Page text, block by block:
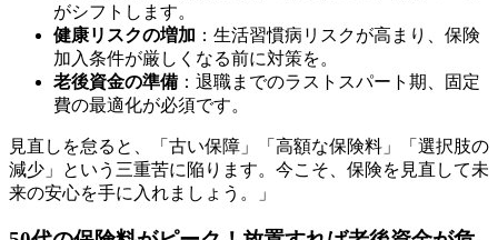
がシフトします。
健康リスクの増加 ：生活習慣病リスクが高まり、保険
加入条件が厳しくなる前に対策を。
老後資金の準備 ：退職までのラストスパート期、固定
費の最適化が必須です。
見直しを怠ると、「古い保障」「高額な保険料」「選択肢の
減少」という三重苦に陥ります。今こそ、保険を見直して未
来の安心を手に入れましょう。」